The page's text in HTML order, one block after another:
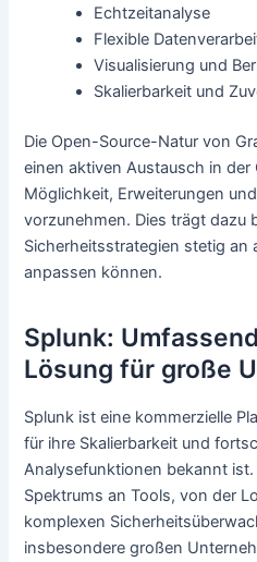
Echtzeitanalyse
Flexible
Visualisierung und
Skalierbarkeit und
Die Open-Source-Natur von
einen aktiven Austausch in
Möglichkeit, Erweiterungen
vorzunehmen. Dies trägt dazu
Sicherheitsstrategien stetig an
anpassen können.
Splunk:
Lösung für große
Splunk ist eine kommerzielle
für ihre Skalierbarkeit und
Analysefunktionen bekannt
Spektrums an Tools, von der
komplexen
insbesondere großen